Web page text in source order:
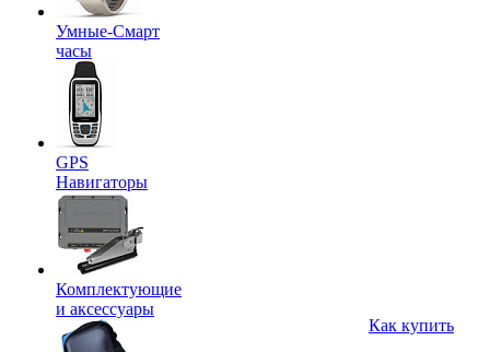
Умные-Смарт
часы
GPS
Навигаторы
Комплектующие
и аксессуары
Как купить